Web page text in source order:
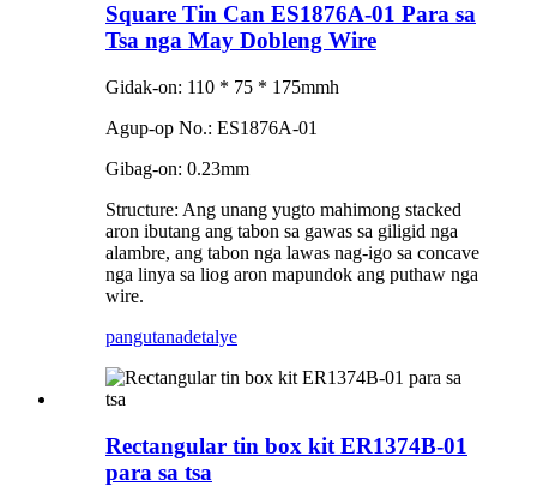
Square Tin Can ES1876A-01 Para sa
Tsa nga May Dobleng Wire
Gidak-on: 110 * 75 * 175mmh
Agup-op No.: ES1876A-01
Gibag-on: 0.23mm
Structure: Ang unang yugto mahimong stacked
aron ibutang ang tabon sa gawas sa giligid nga
alambre, ang tabon nga lawas nag-igo sa concave
nga linya sa liog aron mapundok ang puthaw nga
wire.
pangutanadetalye
Rectangular tin box kit ER1374B-01
para sa tsa